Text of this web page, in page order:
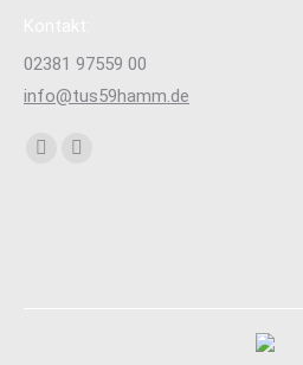
02381 97559 00
info@tus59hamm.de
Finden Sie uns auf: